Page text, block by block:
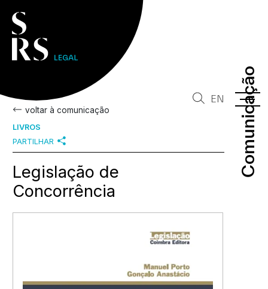
Comunicação
Comunicação
EN
voltar à comunicação
LIVROS
PARTILHAR
Legislação de
Concorrência